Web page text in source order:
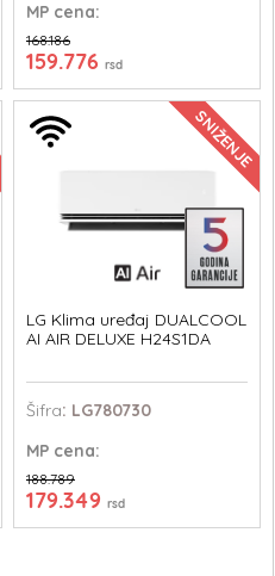
MPcena:
168.186
159.776 rsd
SNIŽENJE
LG Klima uređaj DUALCOOL
AI AIR DELUXE H24S1DA
Šifra: LG780730
MPcena:
188.789
179.349 rsd